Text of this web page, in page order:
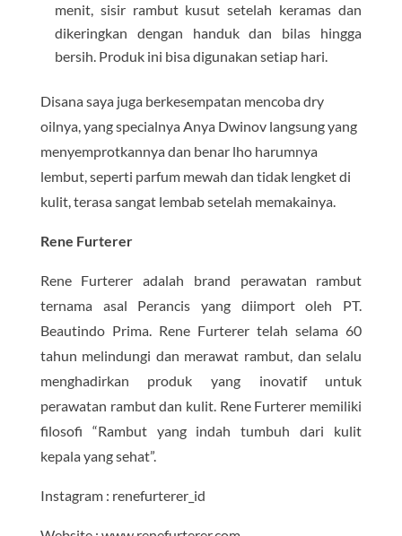
menit, sisir rambut kusut setelah keramas dan
dikeringkan dengan handuk dan bilas hingga
bersih. Produk ini bisa digunakan setiap hari.
Disana saya juga berkesempatan mencoba dry
oilnya, yang specialnya Anya Dwinov langsung yang
menyemprotkannya dan benar lho harumnya
lembut, seperti parfum mewah dan tidak lengket di
kulit, terasa sangat lembab setelah memakainya.
Rene Furterer
Rene Furterer adalah brand perawatan rambut
ternama asal Perancis yang diimport oleh PT.
Beautindo Prima. Rene Furterer telah selama 60
tahun melindungi dan merawat rambut, dan selalu
menghadirkan produk yang inovatif untuk
perawatan rambut dan kulit. Rene Furterer memiliki
filosofi “Rambut yang indah tumbuh dari kulit
kepala yang sehat”.
Instagram : renefurterer_id